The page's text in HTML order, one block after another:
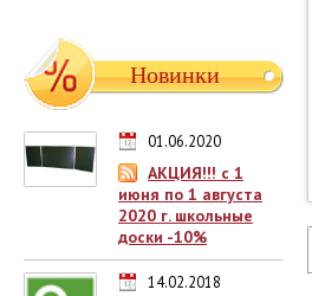
Новинки
01.06.2020
АКЦИЯ!!! с 1
июня по 1 августа
2020 г. школьные
доски -10%
14.02.2018